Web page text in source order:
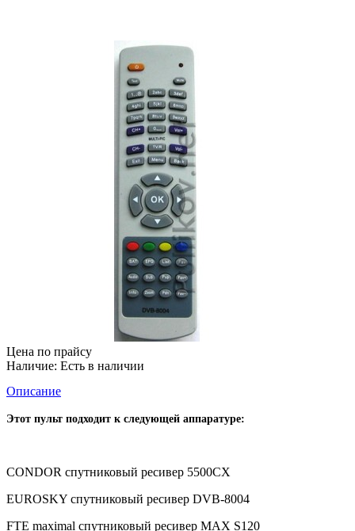
Цена по прайсу
Наличие: Есть в наличии
Описание
Этот пульт подходит к следующей аппаратуре:
CONDOR спутниковый ресивер 5500CX
EUROSKY спутниковый ресивер DVB-8004
FTE maximal спутниковый ресивер MAX S120